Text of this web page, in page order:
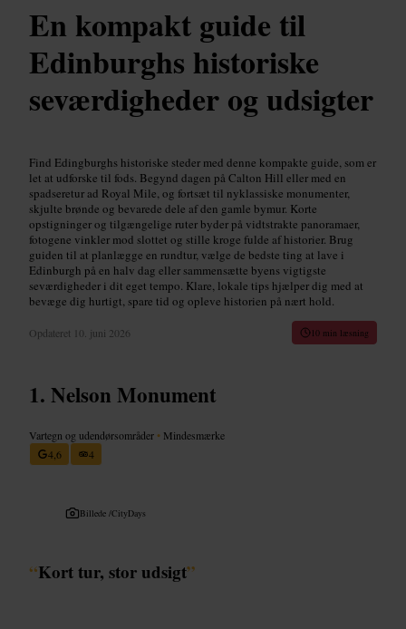
En kompakt guide til
Edinburghs historiske
seværdigheder og udsigter
Find Edingburghs historiske steder med denne kompakte guide, som er
let at udforske til fods. Begynd dagen på Calton Hill eller med en
spadseretur ad Royal Mile, og fortsæt til nyklassiske monumenter,
skjulte brønde og bevarede dele af den gamle bymur. Korte
opstigninger og tilgængelige ruter byder på vidtstrakte panoramaer,
fotogene vinkler mod slottet og stille kroge fulde af historier. Brug
guiden til at planlægge en rundtur, vælge de bedste ting at lave i
Edinburgh på en halv dag eller sammensætte byens vigtigste
seværdigheder i dit eget tempo. Klare, lokale tips hjælper dig med at
bevæge dig hurtigt, spare tid og opleve historien på nært hold.
Opdateret 10. juni 2026 10 min læsning
Nelson Monument
Vartegn og udendørsområder • Mindesmærke
4,6
4
Billede /CityDays
“Kort tur, stor udsigt”